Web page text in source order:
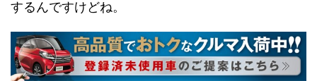
するんですけどね。